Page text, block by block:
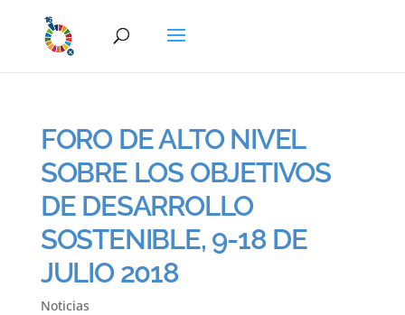
FORO DE ALTO NIVEL
SOBRE LOS OBJETIVOS
DE DESARROLLO
SOSTENIBLE, 9-18 DE
JULIO 2018
Noticias